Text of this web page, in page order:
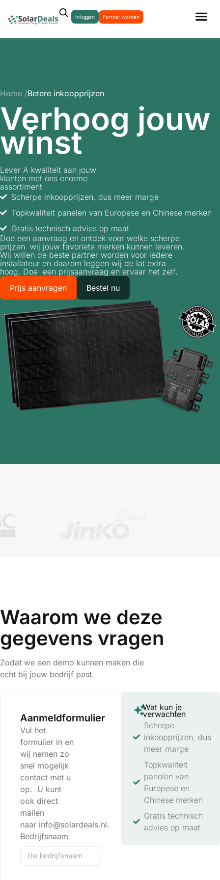
Inloggen Partner worden
Home /Betere inkoopprijzen
Verhoog jouw
winst
Lever A kwaliteit aan jouw
klanten met ons enorme
assortiment
Scherpe inkoopprijzen, dus meer marge
Topkwaliteit panelen van Europese en Chinese merken
Gratis technisch advies op maat
Doe een aanvraag en ontdek voor welke scherpe
prijzen wij jouw favoriete merken kunnen leveren.
Wij willen de beste partner worden voor iedere
installateur en daarom leggen wij de lat extra
hoog. Doe een prijsaanvraag en ervaar het zelf.
Prijs aanvragen
Bestel nu
Waarom we deze
gegevens vragen
Zodat we een demo kunnen maken die
echt bij jouw bedrijf past.
Aanmeldformulier
Vul het
formulier in en
wij nemen zo
snel mogelijk
contact met u
op. U kunt
ook direct
mailen
naar info@solardeals.nl.
Bedrijfsnaam
Wat kun je
verwachten
Scherpe
inkoopprijzen, dus
meer marge
Topkwaliteit
panelen van
Europese en
Chinese merken
Gratis technisch
advies op maat